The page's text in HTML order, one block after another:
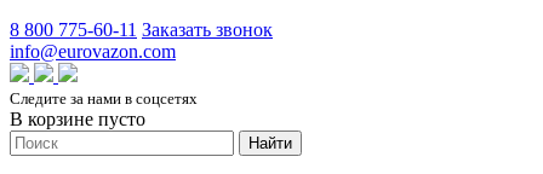
8 800 775-60-11 Заказать звонок
info@eurovazon.com
Следите за нами в соцсетях
В корзине пусто
Найти